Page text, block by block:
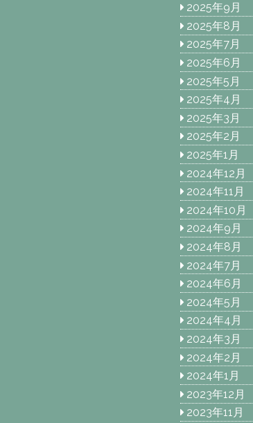
2025年9月
2025年8月
2025年7月
2025年6月
2025年5月
2025年4月
2025年3月
2025年2月
2025年1月
2024年12月
2024年11月
2024年10月
2024年9月
2024年8月
2024年7月
2024年6月
2024年5月
2024年4月
2024年3月
2024年2月
2024年1月
2023年12月
2023年11月